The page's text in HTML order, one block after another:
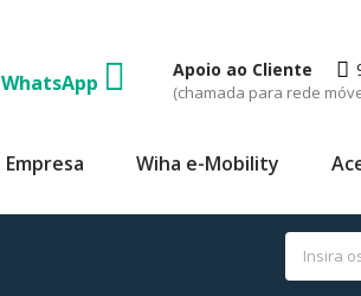
WhatsApp
Apoio ao Cliente
(chamada para rede
Empresa Wiha e-Mobility